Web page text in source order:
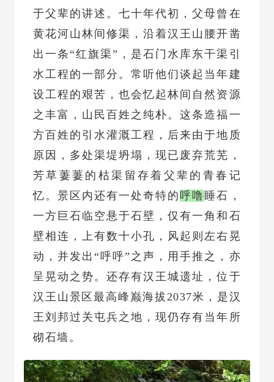
于父辈的讲述。七十年代初，父母曾在
黄花河山林间修渠，沿着汉王山腰开凿
出一条“红旗渠”，是石门水库东干渠引
水工程的一部分。常听他们谈起当年建
设工程的艰苦，也会忆起林间自然资源
之丰富，山民百姓之纯朴。这条造福一
方百姓的引水灌溉工程，后来由于地质
原因，多处渠堤坍塌，现已废弃荒芜，
芳草萋萋的枯渠留存着父辈的青春记
忆。景区内还有一处奇特的呼噜睡石，
一方巨石临空悬于石壁，仅有一角和石
壁相连，上有数十小孔，风起则左右晃
动，并发出“呼呼”之声，用手推之，亦
呈晃动之势。还存有汉王城遗址，位于
汉王山景区最高峰巅海拔2037米，是汉
王刘邦过关屯兵之地，现仍存有当年所
砌石墙。